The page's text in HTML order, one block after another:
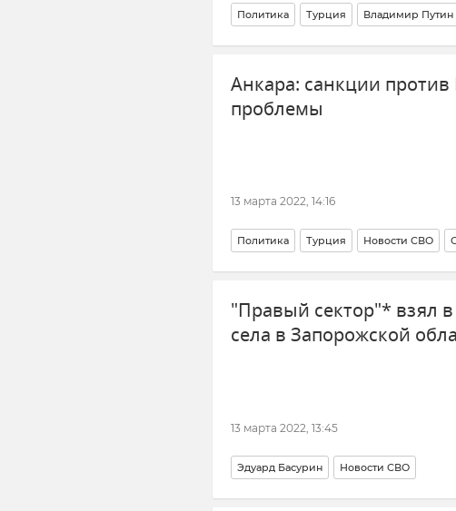
Политика Турция Владимир Путин
Анкара: санкции
проблемы
13 марта 2022, 14:16
Политика Турция Новости СВО
"Правый сектор"* взял
села в Запорожской
13 марта 2022, 13:45
Эдуард Басурин Новости СВО